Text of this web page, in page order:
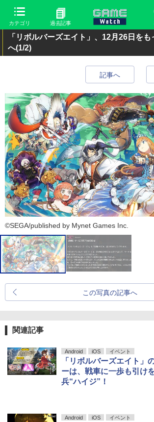
カテゴリ 過去記事
「リボルバーズエイト」、12月26日を
へ(1/2)
記事へ
©SEGA/published by Mynet Games Inc.
この写真の記事へ
関連記事
Android iOS イベント
「リボルバーズエイト」
ーは、戦車に一歩も引け
兵“ハイジ”！
Android iOS イベント